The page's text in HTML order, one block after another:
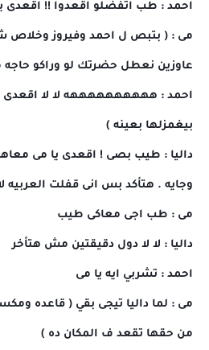
احمد : طب اتفضلو اقعدوا !! اقعدى
مى : ( بتبص ل احمد وفيروز
عاوزين نعطل حضرتك لو وراكو حاجه
احمد : ههههههههههه لا لا اقعدى !
بيغمزلها بعينه )
داليا : طيب بصى ! اقعدى يا مى
وجايه . هتأكد بس انى قفلت العربيه
مى : طب اجى معاكى طيب
داليا : لا لا دول دقيقتين مش هتأخر
احمد : تشربي ايه يا مى
مى : لما داليا تيجى بقي ( قاعده
من حقها تقعد ف المكان ده )